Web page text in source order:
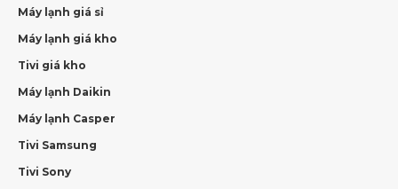
Máy lạnh giá sỉ
Máy lạnh giá kho
Tivi giá kho
Máy lạnh Daikin
Máy lạnh Casper
Tivi Samsung
Tivi Sony